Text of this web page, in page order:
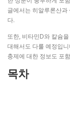
글에서는 히알루론산
다.
또한, 비타민D와 칼슘
대해서도 다룰 예정입
충제에 대한 정보도 포
목차